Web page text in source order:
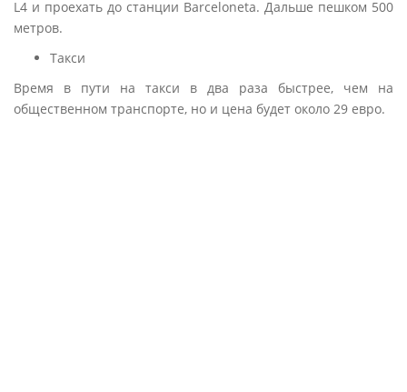
L4 и проехать до станции Barceloneta. Дальше пешком 500
метров.
Такси
Время в пути на такси в два раза быстрее, чем на
общественном транспорте, но и цена будет около 29 евро.